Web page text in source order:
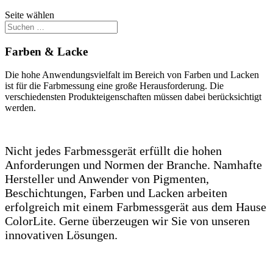
Seite wählen
Farben & Lacke
Die hohe Anwendungsvielfalt im Bereich von Farben und Lacken
ist für die Farbmessung eine große Herausforderung. Die
verschiedensten Produkteigenschaften müssen dabei berücksichtigt
werden.
Nicht jedes Farbmessgerät erfüllt die hohen
Anforderungen und Normen der Branche. Namhafte
Hersteller und Anwender von Pigmenten,
Beschichtungen, Farben und Lacken arbeiten
erfolgreich mit einem Farbmessgerät aus dem Hause
ColorLite. Gerne überzeugen wir Sie von unseren
innovativen Lösungen.